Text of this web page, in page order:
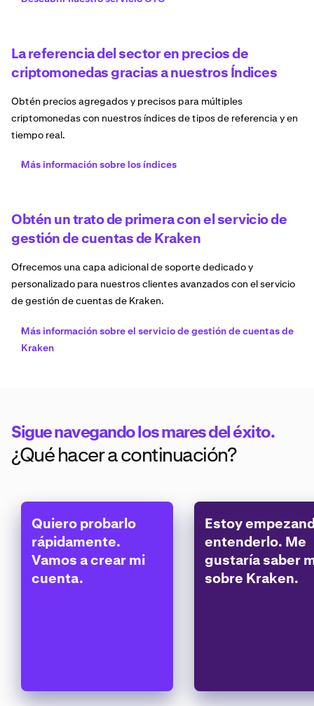
La referencia del sector en precios de
criptomonedas gracias a nuestros Índices
Obtén precios agregados y precisos para múltiples
criptomonedas con nuestros índices de tipos de referencia y en
tiempo real.
Más información sobre los índices
Obtén un trato de primera con el servicio de
gestión de cuentas de Kraken
Ofrecemos una capa adicional de soporte dedicado y
personalizado para nuestros clientes avanzados con el servicio
de gestión de cuentas de Kraken.
Más información sobre el servicio de gestión de cuentas de
Kraken
Sigue navegando los mares del éxito.
¿Qué hacer a continuación?
Quiero probarlo
rápidamente.
Vamos a crear mi
cuenta.
Estoy
entenderlo. Me
gustaría saber
sobre Kraken.